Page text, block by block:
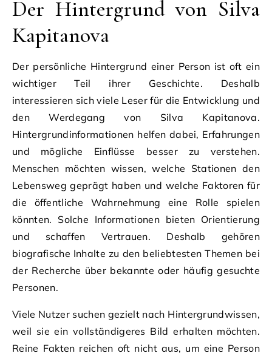
Der Hintergrund von Silva
Kapitanova
Der persönliche Hintergrund einer Person ist oft ein
wichtiger Teil ihrer Geschichte. Deshalb
interessieren sich viele Leser für die Entwicklung und
den Werdegang von Silva Kapitanova.
Hintergrundinformationen helfen dabei, Erfahrungen
und mögliche Einflüsse besser zu verstehen.
Menschen möchten wissen, welche Stationen den
Lebensweg geprägt haben und welche Faktoren für
die öffentliche Wahrnehmung eine Rolle spielen
könnten. Solche Informationen bieten Orientierung
und schaffen Vertrauen. Deshalb gehören
biografische Inhalte zu den beliebtesten Themen bei
der Recherche über bekannte oder häufig gesuchte
Personen.
Viele Nutzer suchen gezielt nach Hintergrundwissen,
weil sie ein vollständigeres Bild erhalten möchten.
Reine Fakten reichen oft nicht aus, um eine Person